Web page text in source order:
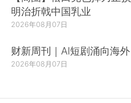
明治折戟中国乳业
2026年08月07日
财新周刊｜AI短剧涌向海外
2026年08月07日